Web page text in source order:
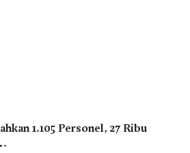
1.105 Personel, 27 Ribu